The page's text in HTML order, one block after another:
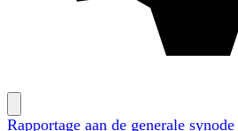
Rapportage aan de generale synode